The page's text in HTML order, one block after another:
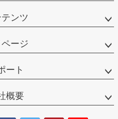
ンツ
ージ
ート
概要